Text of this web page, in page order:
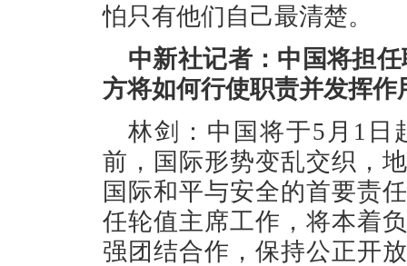
怕只有他们自己最清楚。
中新社记者：中国将担
方将如何行使职责并发挥作
林剑：中国将于5月1日
前，国际形势变乱交织，
国际和平与安全的首要责
任轮值主席工作，将本着
强团结合作，保持公正开